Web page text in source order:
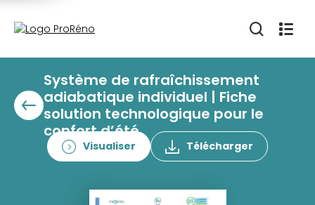
Système de rafraîchissement
adiabatique individuel | Fiche
solution technologique pour le
confort d’été
Visualiser Télécharger